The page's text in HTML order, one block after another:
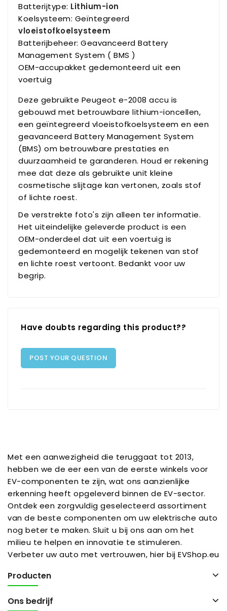
Batterijtype: Lithium-ion
Koelsysteem: Geïntegreerd
vloeistofkoelsysteem
Batterijbeheer: Geavanceerd Battery
Management System ( BMS )
OEM-accupakket gedemonteerd uit een
voertuig
Deze gebruikte Peugeot e-2008 accu is
gebouwd met betrouwbare lithium-ioncellen,
een geïntegreerd vloeistofkoelsysteem en een
geavanceerd Battery Management System
(BMS) om betrouwbare prestaties en
duurzaamheid te garanderen. Houd er rekening
mee dat deze als gebruikte unit kleine
cosmetische slijtage kan vertonen, zoals stof
of lichte roest.
De verstrekte foto's zijn alleen ter informatie.
Het uiteindelijke geleverde product is een
OEM-onderdeel dat uit een voertuig is
gedemonteerd en mogelijk tekenen van stof
en lichte roest vertoont. Bedankt voor uw
begrip.
Have doubts regarding this product??
POST YOUR QUESTION
Met een aanwezigheid die teruggaat tot 2013,
hebben we de eer een van de eerste winkels voor
EV-componenten te zijn, wat ons aanzienlijke
erkenning heeft opgeleverd binnen de EV-sector.
Ontdek een zorgvuldig geselecteerd assortiment
van de beste componenten om uw elektrische auto
nog beter te maken. Sluit u bij ons aan om het
milieu te helpen en innovatie te stimuleren.
Verbeter uw auto met vertrouwen, hier bij EVShop.eu
Producten
Ons bedrijf